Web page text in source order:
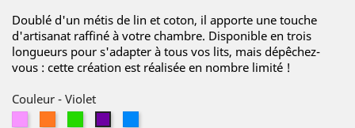
Doublé d'un métis de lin et coton, il apporte une touche
d'artisanat raffiné à votre chambre. Disponible en trois
longueurs pour s'adapter à tous vos lits, mais dépêchez-
vous : cette création est réalisée en nombre limité !
Couleur - Violet